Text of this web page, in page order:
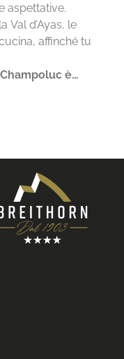
aspettative.
Val d’Ayas, le
affinché tu
è…